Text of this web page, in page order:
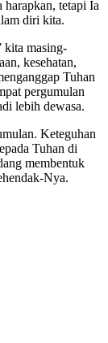
harapkan, tetapi Ia
diri kita.
kita masing-
kesehatan,
Tuhan
pergumulan
lebih dewasa.
Keteguhan
Tuhan di
membentuk
Nya.